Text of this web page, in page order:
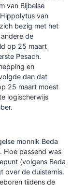
van Bijbelse
van
bezig met het
de
op 25 maart
Pesach.
en
dan dat
25 maart moest
logischerwijs
monnik Beda
Hoe passend was
(volgens Beda
over de duisternis.
tijdens de